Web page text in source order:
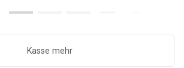
Kasse mehr